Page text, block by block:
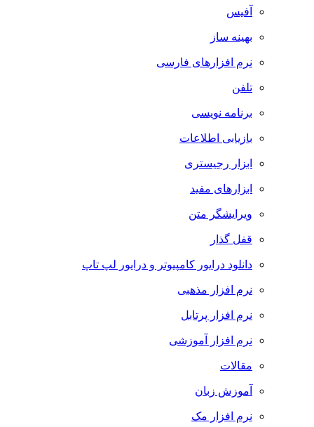
آفیس
بهینه ساز
نرم افزارهای فارسی
تلفن
برنامه نویسی
بازیابی اطلاعات
ابزار رجیستری
ابزارهای مفید
ویرایشگر متن
قفل گذار
دانلود درایور کامپیوتر و درایور لپ تاپ
نرم افزار مذهبی
نرم افزار پرتابل
نرم افزار آموزشی
مقالات
آموزش زبان
نرم افزار مک